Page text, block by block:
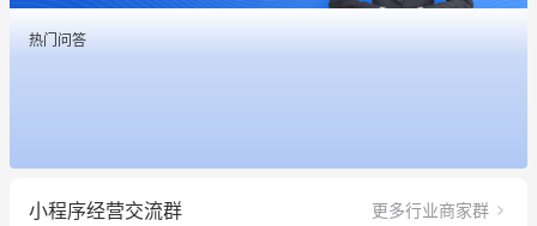
热门问答
小程序经营交流群 更多行业商家群
用有赞就能在微信、小红书同时经营了
冰墩墩货源充足需要的联系我